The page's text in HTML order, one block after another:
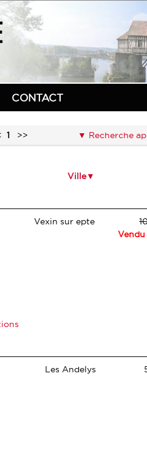
CONTACT
1 >>
Recherche
Ville
Vexin sur epte
Les Andelys